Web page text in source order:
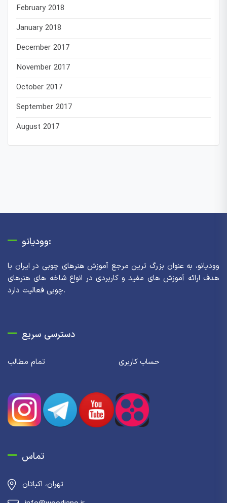
February 2018
January 2018
December 2017
November 2017
October 2017
September 2017
August 2017
وودیانو:
وودیانو، به عنوان بزرگ ترین مرجع آموزش هنرهای چوبی در ایران با
هدف ارائه آموزش های مفید و کاربردی در انواع شاخه های هنرهای
چوبی فعالیت دارد.
دسترسی سریع
تمام مطالب حساب کاربری
تماس
تهران، اکباتان